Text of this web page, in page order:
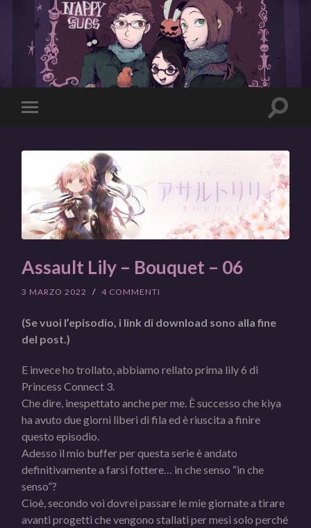
Toggle
Toggle
Assault Lily – Bouquet – 06
3 MARZO 2022 / 4 COMMENTI
(Se vuoi l’episodio, i link di download sono alla fine
del post.)
E invece ho trollato, abbiamo rellato prima lily 6 di
Princess Connect 3.
Che dire, inespettato anche per me. È successo che kiya
ha avuto due giorni liberi di fila ed è riuscita a finire
questo episodio.
Adesso il mio buffer per questa serie è andato
definitivamente a farsi fottere… in che senso “in che
senso”?
Cioè, secondo voi dovrei passare le mie giornate a tirare
avanti progetti che vengono stallati per mesi solo perché